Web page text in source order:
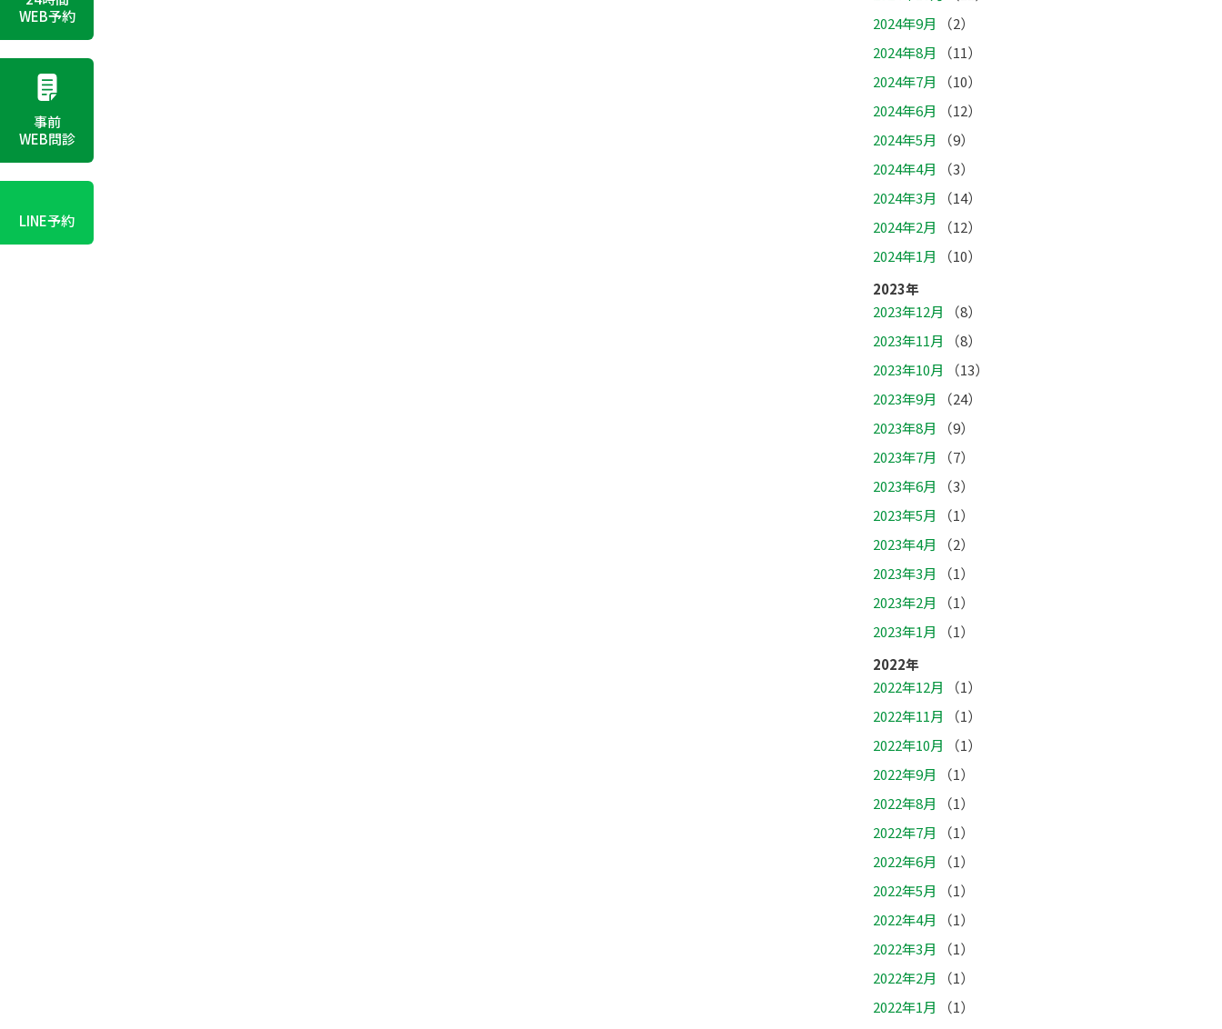
2024年9月
（2）
2024年8月
（11）
2024年7月
（10）
2024年6月
（12）
2024年5月
（9）
2024年4月
（3）
2024年3月
（14）
2024年2月
（12）
2024年1月
（10）
2023年
2023年12月
（8）
2023年11月
（8）
2023年10月
（13）
2023年9月
（24）
2023年8月
（9）
2023年7月
（7）
2023年6月
（3）
2023年5月
（1）
2023年4月
（2）
2023年3月
（1）
2023年2月
（1）
2023年1月
（1）
2022年
2022年12月
（1）
2022年11月
（1）
2022年10月
（1）
2022年9月
（1）
2022年8月
（1）
2022年7月
（1）
2022年6月
（1）
2022年5月
（1）
2022年4月
（1）
2022年3月
（1）
2022年2月
（1）
2022年1月
（1）
WEB予約
事前
WEB問診
LINE予約